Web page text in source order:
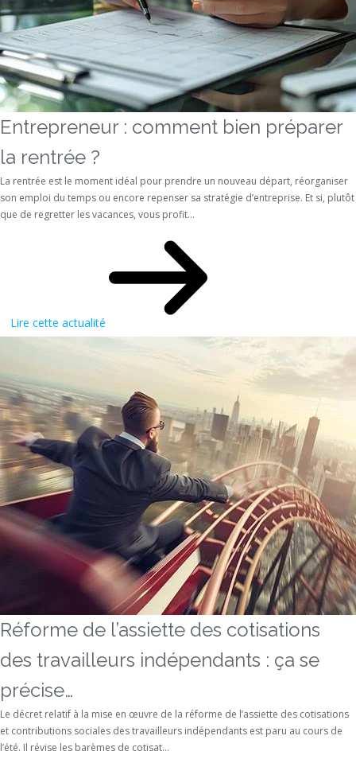
Entrepreneur : comment bien préparer
la rentrée ?
La rentrée est le moment idéal pour prendre un nouveau départ, réorganiser
son emploi du temps ou encore repenser sa stratégie d’entreprise. Et si, plutôt
que de regretter les vacances, vous profit...
Lire cette actualité
Réforme de l’assiette des cotisations
des travailleurs indépendants : ça se
précise…
Le décret relatif à la mise en œuvre de la réforme de l’assiette des cotisations
et contributions sociales des travailleurs indépendants est paru au cours de
l’été. Il révise les barèmes de cotisat...